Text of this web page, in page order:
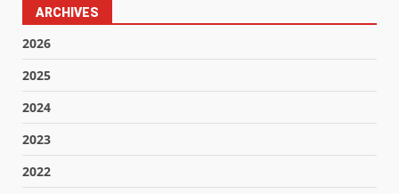
ARCHIVES
2026
2025
2024
2023
2022